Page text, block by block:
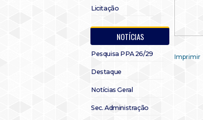
Licitação
NOTÍCIAS
Pesquisa PPA 26/29
Destaque
Notícias Geral
Sec. Administração
Imprimir